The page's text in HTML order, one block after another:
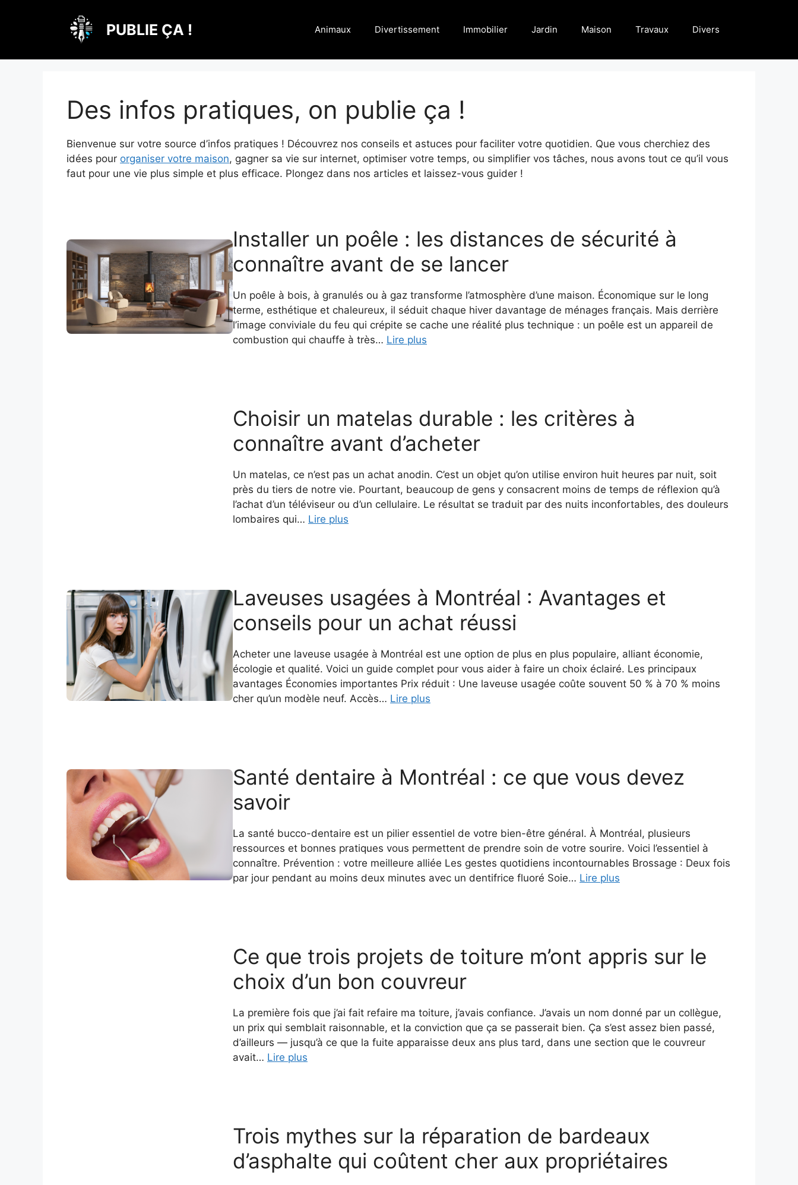
PUBLIE ÇA ! Animaux Divertissement Immobilier Jardin Maison Travaux Divers
Des infos pratiques, on publie ça !
Bienvenue sur votre source d’infos pratiques ! Découvrez nos conseils et astuces pour faciliter votre quotidien. Que vous cherchiez des
idées pour organiser votre maison, gagner sa vie sur internet, optimiser votre temps, ou simplifier vos tâches, nous avons tout ce qu’il vous
faut pour une vie plus simple et plus efficace. Plongez dans nos articles et laissez-vous guider !
Installer un poêle : les distances de sécurité à
connaître avant de se lancer
Un poêle à bois, à granulés ou à gaz transforme l’atmosphère d’une maison. Économique sur le long
terme, esthétique et chaleureux, il séduit chaque hiver davantage de ménages français. Mais derrière
l’image conviviale du feu qui crépite se cache une réalité plus technique : un poêle est un appareil de
combustion qui chauffe à très… Lire plus
Choisir un matelas durable : les critères à
connaître avant d’acheter
Un matelas, ce n’est pas un achat anodin. C’est un objet qu’on utilise environ huit heures par nuit, soit
près du tiers de notre vie. Pourtant, beaucoup de gens y consacrent moins de temps de réflexion qu’à
l’achat d’un téléviseur ou d’un cellulaire. Le résultat se traduit par des nuits inconfortables, des douleurs
lombaires qui… Lire plus
Laveuses usagées à Montréal : Avantages et
conseils pour un achat réussi
Acheter une laveuse usagée à Montréal est une option de plus en plus populaire, alliant économie,
écologie et qualité. Voici un guide complet pour vous aider à faire un choix éclairé. Les principaux
avantages Économies importantes Prix réduit : Une laveuse usagée coûte souvent 50 % à 70 % moins
cher qu’un modèle neuf. Accès… Lire plus
Santé dentaire à Montréal : ce que vous devez
savoir
La santé bucco-dentaire est un pilier essentiel de votre bien-être général. À Montréal, plusieurs
ressources et bonnes pratiques vous permettent de prendre soin de votre sourire. Voici l’essentiel à
connaître. Prévention : votre meilleure alliée Les gestes quotidiens incontournables Brossage : Deux fois
par jour pendant au moins deux minutes avec un dentifrice fluoré Soie… Lire plus
Ce que trois projets de toiture m’ont appris sur le
choix d’un bon couvreur
La première fois que j’ai fait refaire ma toiture, j’avais confiance. J’avais un nom donné par un collègue,
un prix qui semblait raisonnable, et la conviction que ça se passerait bien. Ça s’est assez bien passé,
d’ailleurs — jusqu’à ce que la fuite apparaisse deux ans plus tard, dans une section que le couvreur
avait… Lire plus
Trois mythes sur la réparation de bardeaux
d’asphalte qui coûtent cher aux propriétaires